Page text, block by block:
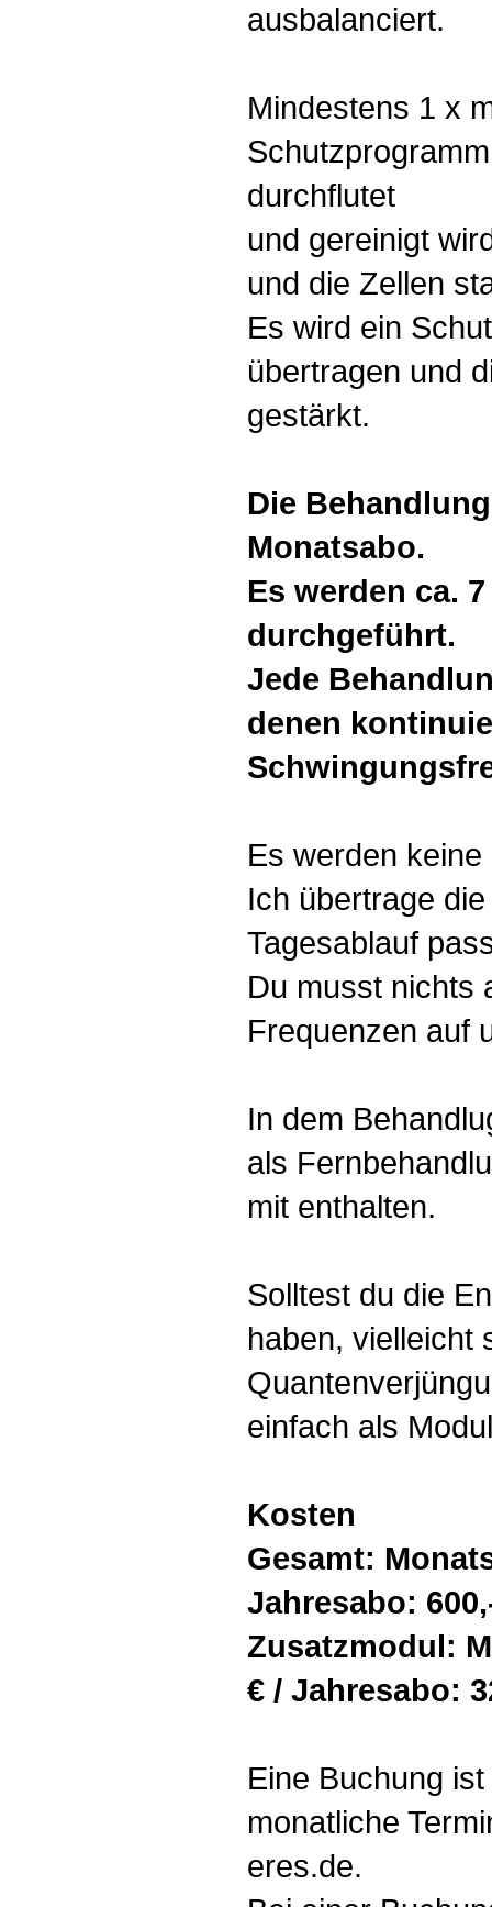
ausbalanciert.
Mindestens 1 x
durchflutet
und gereinigt
und die Zellen
Es wird ein
übertragen und
gestärkt.
Die
Monatsabo.
Es werden ca.
durchgeführt.
Jede
denen
Es werden
Ich übertrage
Tagesablauf
Du musst nichts
Frequenzen auf
In dem
als
mit enthalten.
Solltest du die
haben, vielleicht
einfach als
Kosten
Gesamt:
Jahresabo:
Zusatzmodul:
€ / Jahresabo:
Eine Buchung
monatliche
eres.de.